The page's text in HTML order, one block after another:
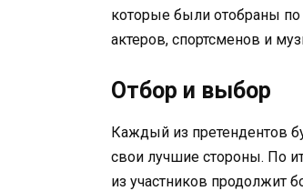
которые были отобраны по
актеров, спортсменов и
Отбор и выбор
Каждый из претендентов
свои лучшие стороны. По
из участников продолжит